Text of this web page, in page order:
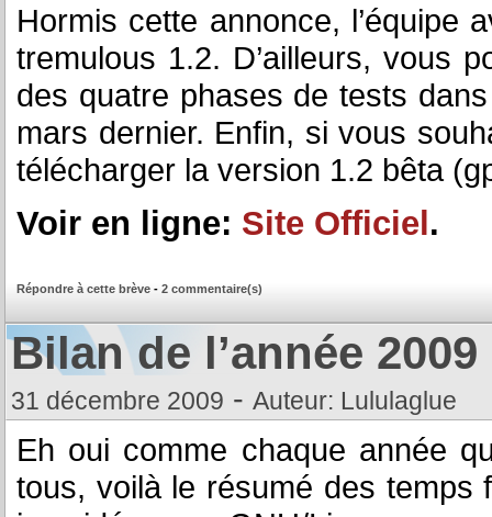
Hormis cette annonce, l’équipe
tremulous 1.2. D’ailleurs, vous
des quatre phases de tests
mars dernier. Enfin, si vous
télécharger la version 1.2 bêta
Voir en ligne: Site Officiel .
Répondre à cette brève - 2 commentaire(s)
Bilan de l’année 2009
31 décembre 2009 - Auteur: Lululaglue
Eh oui comme chaque année
tous, voilà le résumé des temps